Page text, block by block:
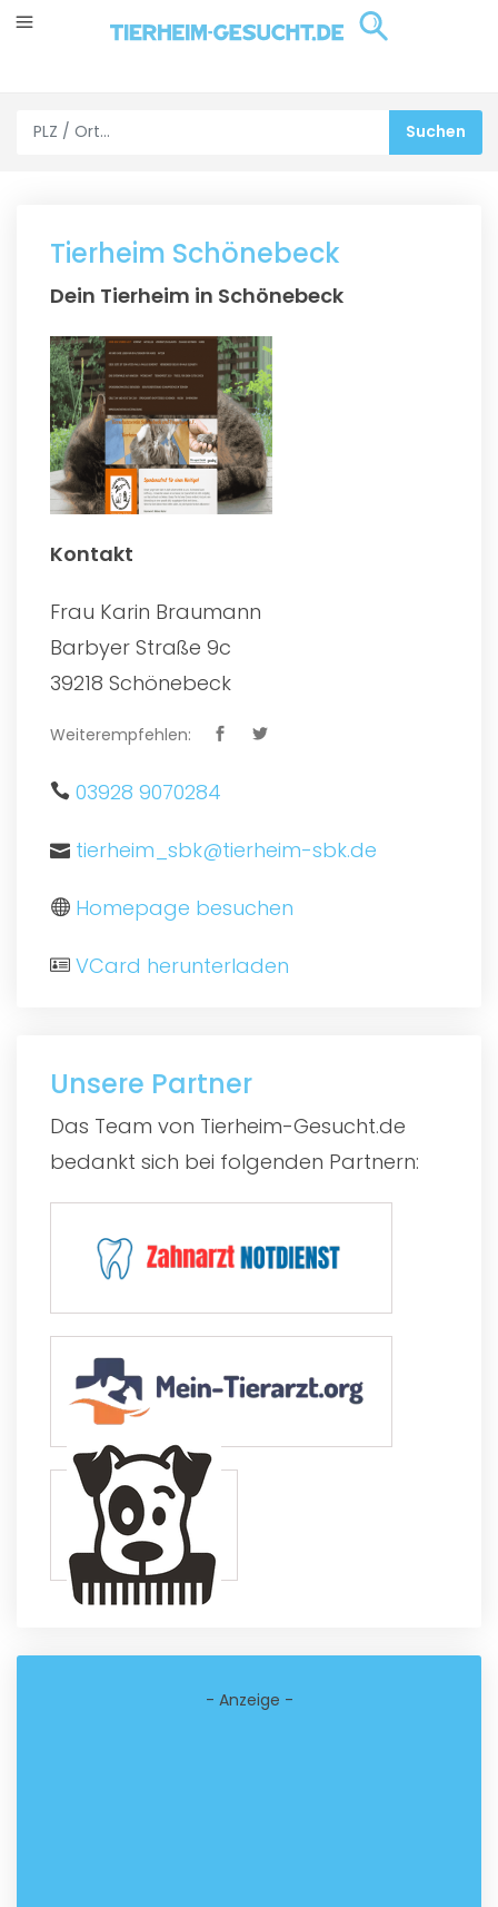
Tierheim Schönebeck
Dein Tierheim in Schönebeck
Kontakt
Frau Karin Braumann
Barbyer Straße 9c
39218 Schönebeck
Weiterempfehlen:
03928 9070284
tierheim_sbk@tierheim-sbk.de
Homepage besuchen
VCard herunterladen
Unsere Partner
Das Team von Tierheim-Gesucht.de
bedankt sich bei folgenden Partnern:
- Anzeige -